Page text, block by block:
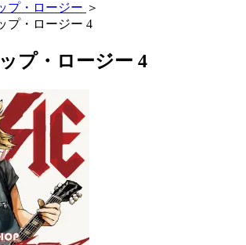
プ・ロージー ＞
プ・ロージー 4
プ・ロージー 4